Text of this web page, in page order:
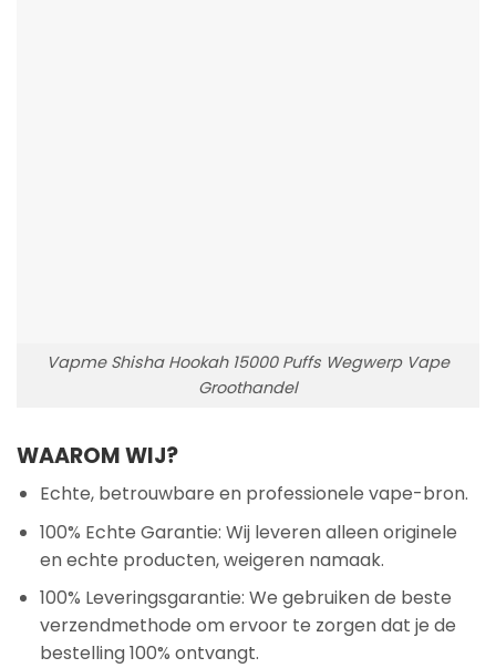
Vapme Shisha Hookah 15000 Puffs Wegwerp Vape
Groothandel
WAAROM WIJ?
Echte, betrouwbare en professionele vape-bron.
100% Echte Garantie: Wij leveren alleen originele
en echte producten, weigeren namaak.
100% Leveringsgarantie: We gebruiken de beste
verzendmethode om ervoor te zorgen dat je de
bestelling 100% ontvangt.